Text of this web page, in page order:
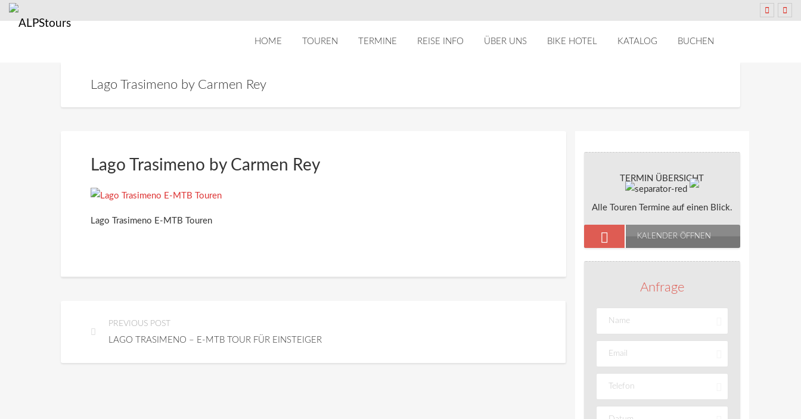
HOME TOUREN TERMINE REISE INFO ÜBER UNS BIKE HOTEL KATALOG BUCHEN
Lago Trasimeno by Carmen Rey
Lago Trasimeno by Carmen Rey
Lago Trasimeno E-MTB Touren
PREVIOUS POST
LAGO TRASIMENO – E-MTB TOUR FÜR EINSTEIGER
TERMIN ÜBERSICHT
Alle Touren Termine auf einen Blick.
KALENDER ÖFFNEN
Anfrage